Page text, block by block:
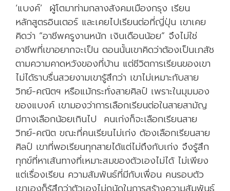
นี่
!
!
‘แบงค์’ ผู้โตมาท่ามกลางสังคมเมืองกรุง เรียน
หลักสูตรอินเตอร์ และเคยไปเรียนต่อที่ญี่ปุ่น เขาเคย
คิดว่า “อาชีพครูงานหนัก เงินเดือนน้อย” จึงไม่ใช่
อาชีพที่เขาอยากจะเป็น ตอนนั้นเขาคิดว่าต้องเป็นเภสัช
ตามความคาดหวังของที่บ้าน แต่ชีวิตการเรียนของเขา
ไม่ได้ราบรื่นสวยงามเขารู้สึกว่า เขาไม่เหมาะกับสาย
วิทย์-คณิตฯ หรือแม้กระทั่งสายศิลป์ เพราะในมุมมอง
ของแบงค์ เขามองว่าการเลือกเรียนต่อในสายสามัญ
มีทางเลือกน้อยเกินไป คนเก่งก็จะเลือกเรียนสาย
วิทย์-คณิต ขณะที่คนเรียนไม่เก่ง ต้องเลือกเรียนสาย
ศิลป์ เขาที่พอเรียนทุกสายได้แต่ไม่ถึงกับเก่ง จึงรู้สึก
ทุกข์ที่หาเส้นทางที่เหมาะสมของตัวเองไม่ได้ ไม่เพียง
แต่เรื่องเรียน ความสัมพันธ์ที่มีกับเพื่อน คนรอบตัว